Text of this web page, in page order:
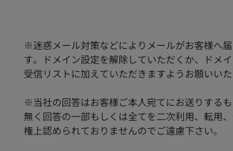
※迷惑メール対策などによりメールがお客様へ
す。ドメイン設定を解除していただくか、ドメ
受信リストに加えていただきますようお願いいた
※当社の回答はお客様ご本人宛てにお送りする
無く回答の一部もしくは全てを二次利用、転用
権上認められておりませんのでご遠慮下さい。